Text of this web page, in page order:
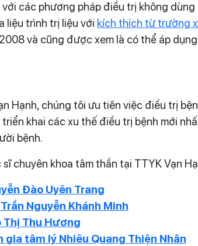
với các phương pháp điều trị không
liệu trình trị liệu với kích thích từ trường
và cũng được xem là có thể áp
Hạnh, chúng tôi ưu tiên việc điều trị
triển khai các xu thế điều trị bệnh mới
bệnh.
chuyên khoa tâm thần tại TTYK Vạn
Đào Uyên Trang
Trần Nguyễn Khánh Minh
Thị Thu Hương
gia tâm lý Nhiêu Quang Thiện Nhân